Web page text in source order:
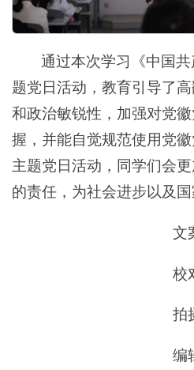
通过本次学习《中国
题党日活动，教育引导了
和政治敏锐性，加强对党
握，并能自觉规范使用党
主题党日活动，同学们会
的责任，为社会进步以及国
文
校
拍
编